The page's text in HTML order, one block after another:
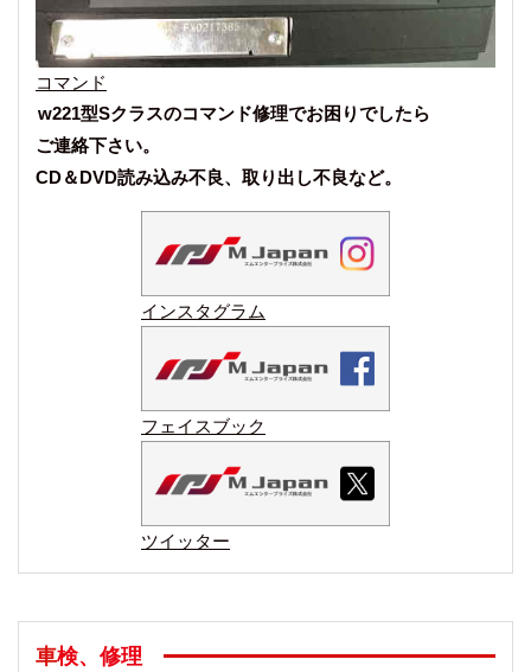
コマンド
w221型Sクラスのコマンド修理でお困りでしたら
ご連絡下さい。
CD＆DVD読み込み不良、取り出し不良など。
インスタグラム
フェイスブック
ツイッター
車検、修理